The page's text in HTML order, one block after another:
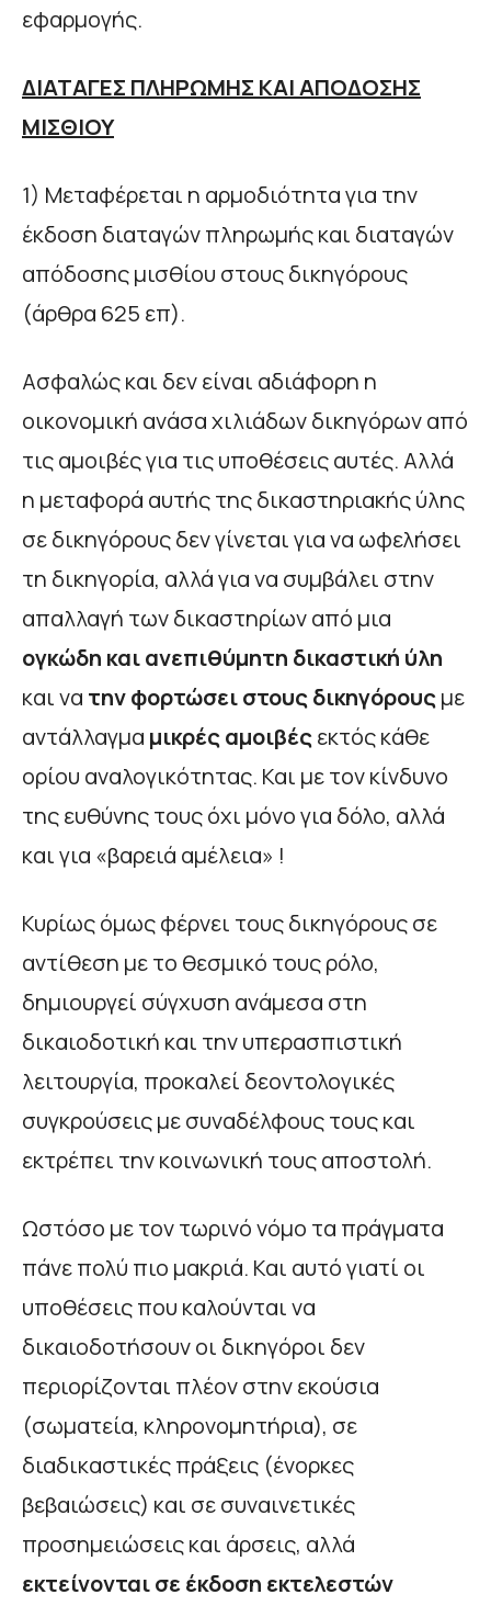
εφαρμογής.
ΔΙΑΤΑΓΕΣ ΠΛΗΡΩΜΗΣ ΚΑΙ ΑΠΟΔΟΣΗΣ
ΜΙΣΘΙΟΥ
1) Μεταφέρεται η αρμοδιότητα για την
έκδοση διαταγών πληρωμής και διαταγών
απόδοσης μισθίου στους δικηγόρους
(άρθρα 625 επ).
Ασφαλώς και δεν είναι αδιάφορη η
οικονομική ανάσα χιλιάδων δικηγόρων από
τις αμοιβές για τις υποθέσεις αυτές. Αλλά
η μεταφορά αυτής της δικαστηριακής ύλης
σε δικηγόρους δεν γίνεται για να ωφελήσει
τη δικηγορία, αλλά για να συμβάλει στην
απαλλαγή των δικαστηρίων από μια
ογκώδη και ανεπιθύμητη δικαστική ύλη
και να την φορτώσειστους δικηγόρουςμε
αντάλλαγμα μικρές αμοιβέςεκτός κάθε
ορίου αναλογικότητας. Και με τον κίνδυνο
της ευθύνης τους όχι μόνο για δόλο, αλλά
και για «βαρειά αμέλεια» !
Κυρίως όμως φέρνει τους δικηγόρους σε
αντίθεση με το θεσμικό τους ρόλο,
δημιουργεί σύγχυση ανάμεσα στη
δικαιοδοτική και την υπερασπιστική
λειτουργία, προκαλεί δεοντολογικές
συγκρούσεις με συναδέλφους τους και
εκτρέπει την κοινωνική τους αποστολή.
Ωστόσο με τον τωρινό νόμο τα πράγματα
πάνε πολύ πιο μακριά. Και αυτό γιατί οι
υποθέσεις που καλούνται να
δικαιοδοτήσουν οι δικηγόροι δεν
περιορίζονται πλέον στην εκούσια
(σωματεία, κληρονομητήρια), σε
διαδικαστικές πράξεις (ένορκες
βεβαιώσεις) και σε συναινετικές
προσημειώσεις και άρσεις, αλλά
εκτείνονται σε έκδοση εκτελεστών